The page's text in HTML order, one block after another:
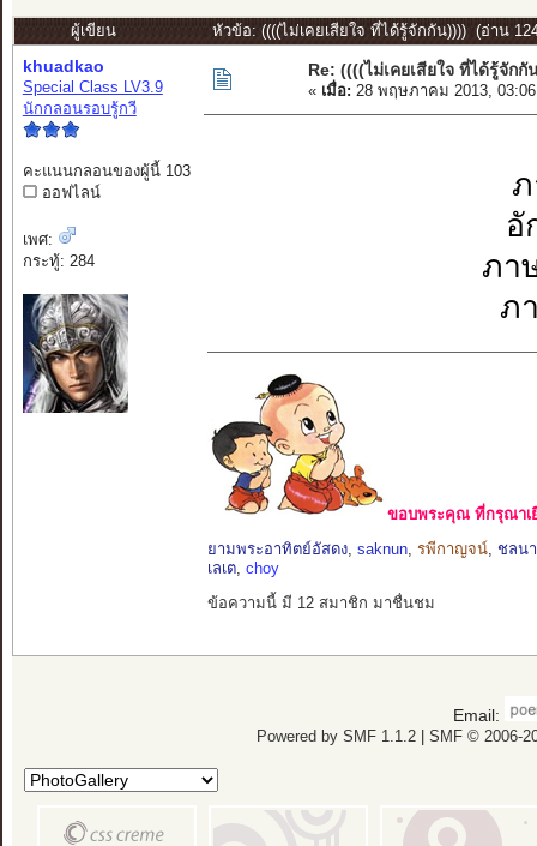
ผู้เขียน หัวข้อ: ((((ไม่เคยเสียใจ ที่ได้รู้จักกัน)))) (อ่าน
khuadkao
Special Class LV3.9
นักกลอนรอบรู้กวี
คะแนนกลอนของผู้นี้ 103
ออฟไลน์
เพศ:
กระทู้: 284
Re: ((((ไม่เคยเสียใจ ที่ได้รู้จักกั
« เมื่อ: 28 พฤษภาคม 2013,
อั
ภา
ภ
ขอบพระคุณ ที่กรุณาเ
ยามพระอาทิตย์อัสดง, saknun, รพีกาญจน์, ชลน
เลเต, choy
ข้อความนี้ มี 12 สมาชิก มาชื่นชม
Email:
Powered by SMF 1.1.2| SMF © 2006-